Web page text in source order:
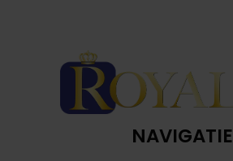
NAVIGATIE